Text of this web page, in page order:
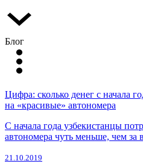
Блог
Цифра: сколько денег с начала
на «красивые» автономера
С начала года узбекистанцы
автономера чуть меньше, чем за
21.10.2019